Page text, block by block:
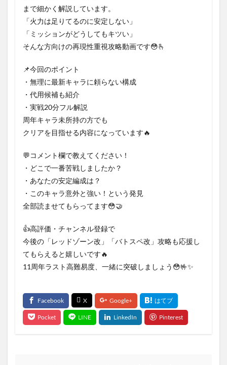
まで細かく解説しています。
「火力は足りてるのに安定しない」
「ミッションがどうしてもキツい」
そんな方向けの再現性重視攻略動画です😳🫰
📌今回のポイント
・無理に最新キャラに頼らない構成
・代用候補も紹介
・実戦20分フル解説
周年キャラ未所持の方でも
クリアを目指せる内容になっています🔥
💬コメント欄で教えてください！
・どこで一番苦戦しましたか？
・あなたの安定編成は？
・このキャラ意外と強い！という発見
全部読ませてもらってます😳🤝
👍高評価・チャンネル登録で
今後の「レッドゾーン改」「バトスペ改」攻略も応援し
てもらえると嬉しいです🔥
11周年ラスト高難易度、一緒に突破しましょう😳🤟✨